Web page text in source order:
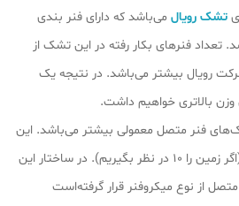
تشک رویال می‌باشد که دارای فنر بندی
تعداد فنرهای بکار رفته در این تشک از
رویال بیشتر می‌باشد. در نتیجه یک
بالاتری خواهیم داشت.
میزان سفتی تشک هم از تشک‎‌های فنر متصل معمولی بیشتر می‌باشد. این
تشک درجه سفتی7 از 10 دارد(اگر زمین را 10 در نظر بگیریم). در ساختار این
از نوع میکروفنر قرار گرفته‌است